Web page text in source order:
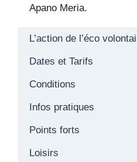
Apano Meria.
L’action de l’éco
Dates et Tarifs
Conditions
Infos pratiques
Points forts
Loisirs